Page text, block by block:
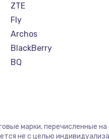
ZTE
Fly
Archos
BlackBerry
BQ
Irbis
марки, перечисленные на
не с целью